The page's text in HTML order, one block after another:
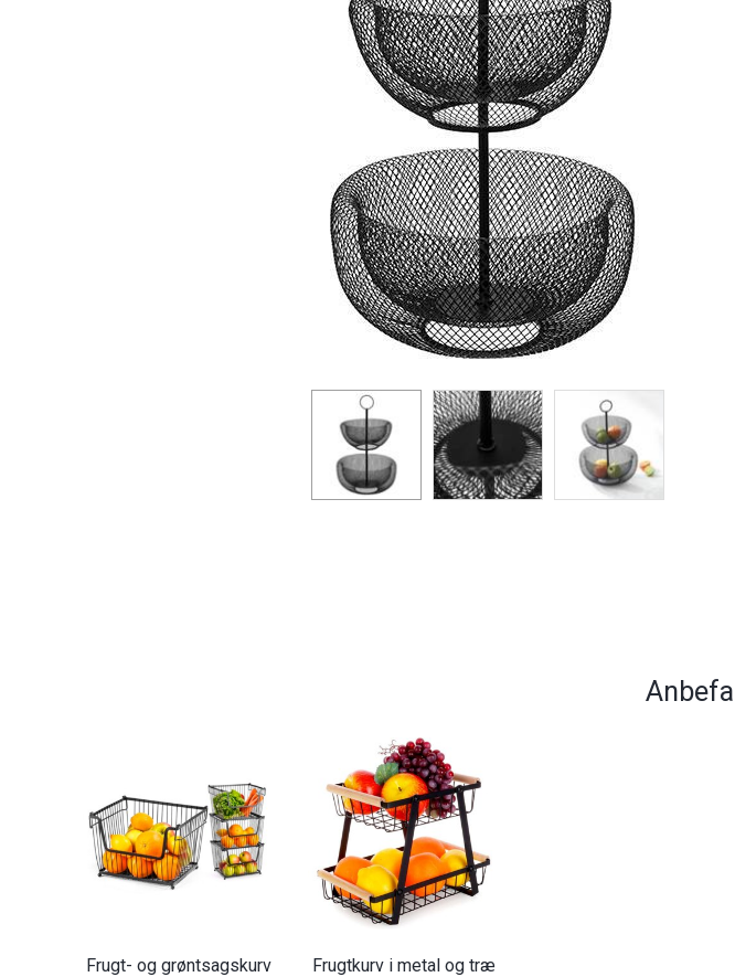
Frugt- og grøntsagskurv
Frugtkurv i metal og træ